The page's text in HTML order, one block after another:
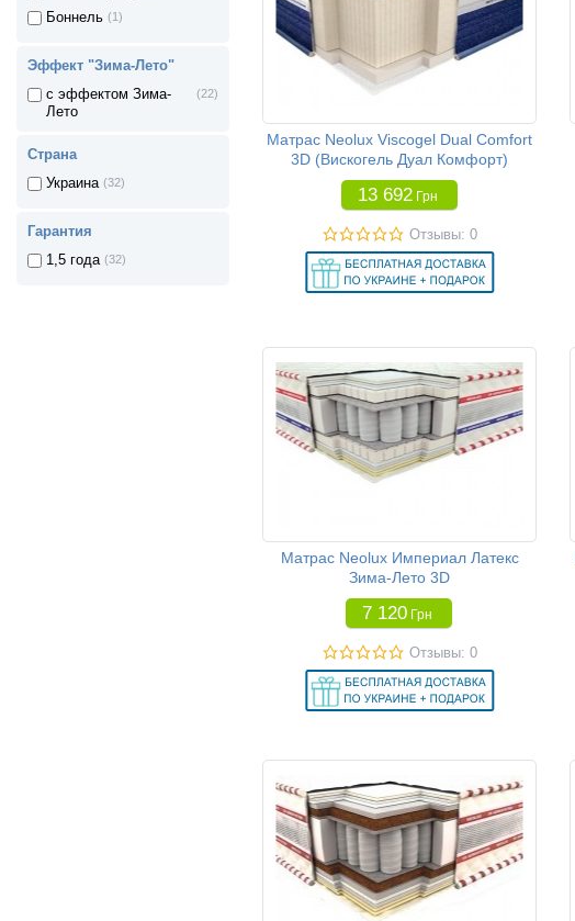
Боннель (1)
Эффект "Зима-Лето"
с эффектом Зима-
Лето
(22)
Страна
Украина (32)
Гарантия
1,5 года (32)
Матрас Neolux Viscogel Dual Comfort
3D (Вискогель Дуал Комфорт)
13 692 Грн
Отзывы: 0
Матрас Neolux Империал Латекс
Зима-Лето 3D
7 120 Грн
Отзывы: 0